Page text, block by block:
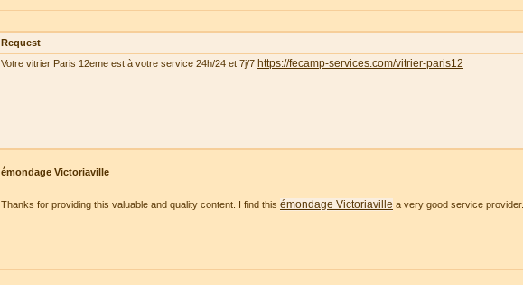
Request
Votre vitrier Paris 12eme est à votre service 24h/24 et 7j/7 https://fecamp-services.com/vitrier-paris12
émondage Victoriaville
Thanks for providing this valuable and quality content. I find this émondage Victoriaville a very good service provider.